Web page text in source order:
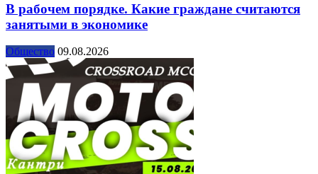
В рабочем порядке. Какие граждане считаются
занятыми в экономике
Общество 09.08.2026